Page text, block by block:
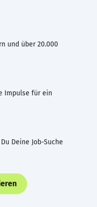
und über 20.000
Impulse für ein
Deine Job-Suche